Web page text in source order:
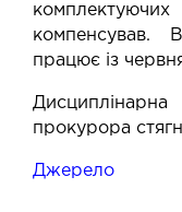
компенсував.
працює із
прокурора
Джерело